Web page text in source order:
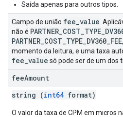
Saída apenas para outros tipos.
Campo de união fee value .
não é PARTNER COST TYPE
PARTNER COST TYPE DV360 FEE
momento da leitura, e uma taxa
fee value só pode ser de um dos
feeAmount
string (int64 format)
O valor da taxa de CPM em micros